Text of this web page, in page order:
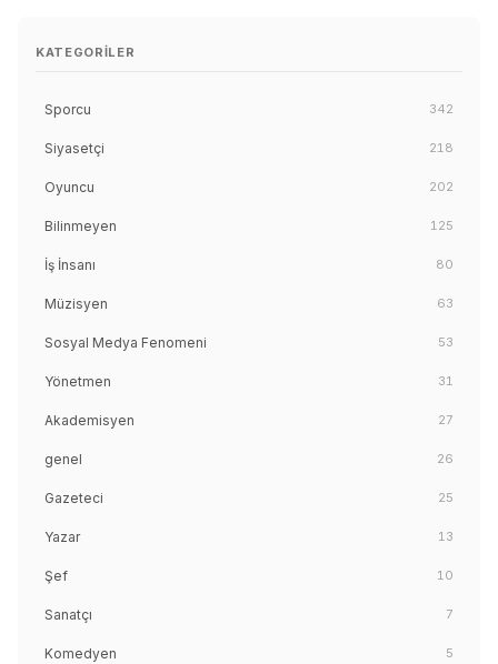
KATEGORILER
Sporcu 342
Siyasetçi 218
Oyuncu 202
Bilinmeyen 125
İş İnsanı 80
Müzisyen 63
Sosyal Medya Fenomeni 53
Yönetmen 31
Akademisyen 27
genel 26
Gazeteci 25
Yazar 13
Şef 10
Sanatçı 7
Komedyen 5